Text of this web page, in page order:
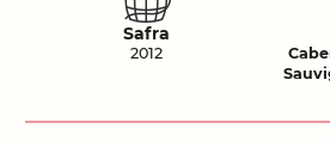
Safra
2012